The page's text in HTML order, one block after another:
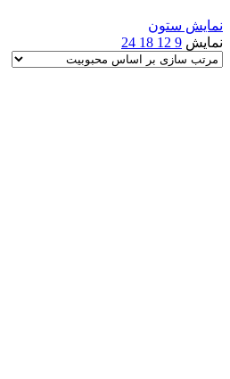
نمایش ستون
نمایش 9
12
18
24